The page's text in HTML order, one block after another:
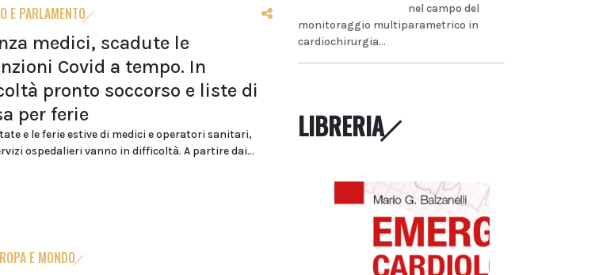
E PARLAMENTO
medici, scadute le
Covid a tempo. In
pronto soccorso e liste di
per ferie
e le ferie estive di medici e operatori sanitari,
ospedalieri vanno in difficoltà. A partire dai...
E MONDO
nel campo del
monitoraggio multiparametrico in
cardiochirurgia...
LIBRERIA